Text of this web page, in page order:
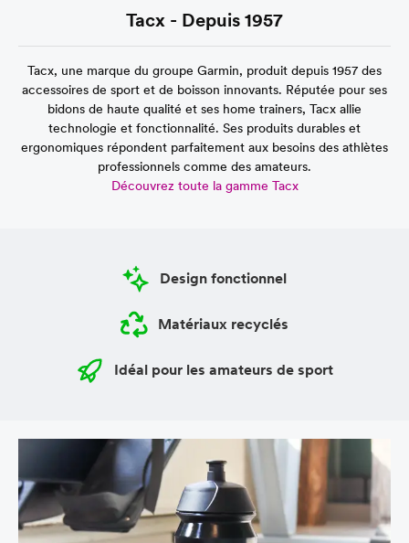
Tacx - Depuis 1957
Tacx, une marque du groupe Garmin, produit depuis 1957 des
accessoires de sport et de boisson innovants. Réputée pour ses
bidons de haute qualité et ses home trainers, Tacx allie
technologie et fonctionnalité. Ses produits durables et
ergonomiques répondent parfaitement aux besoins des athlètes
professionnels comme des amateurs.
Découvrez toute la gamme Tacx
Design fonctionnel
Matériaux recyclés
Idéal pour les amateurs de sport